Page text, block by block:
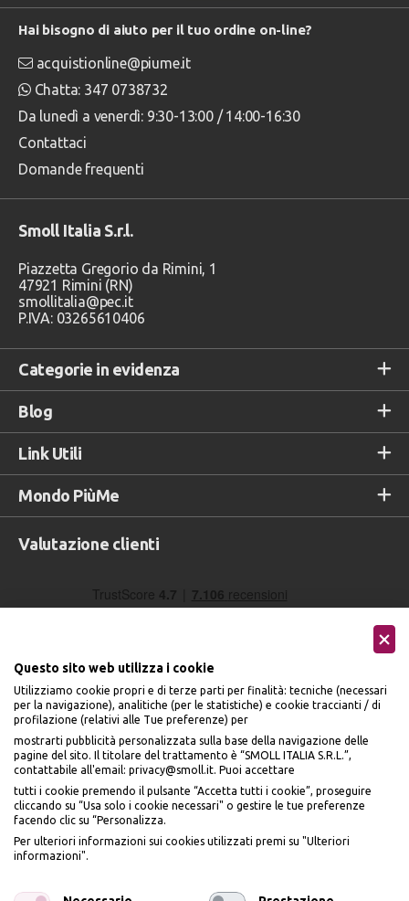
Categorie in evidenza
Blog
Link Utili
Mondo PiùMe
Hai bisogno di aiuto per il tuo ordine on-line?
acquistionline@piume.it
Chatta: 347 0738732
Da lunedì a venerdì: 9:30-13:00 / 14:00-16:30
Contattaci
Domande frequenti
Smoll Italia S.r.l.
Piazzetta Gregorio da Rimini, 1
47921 Rimini (RN)
smollitalia@pec.it
P.IVA: 03265610406
Valutazione clienti
Accettiamo
Seguici sui social
Questo sito web utilizza i cookie
Utilizziamo cookie propri e di terze parti per finalità: tecniche (necessari
per la navigazione), analitiche (per le statistiche) e cookie traccianti / di
profilazione (relativi alle Tue preferenze) per
mostrarti pubblicità personalizzata sulla base della navigazione delle
pagine del sito. Il titolare del trattamento è “SMOLL ITALIA S.R.L.”,
contattabile all'email: privacy@smoll.it. Puoi accettare
tutti i cookie premendo il pulsante “Accetta tutti i cookie”, proseguire
cliccando su “Usa solo i cookie necessari" o gestire le tue preferenze
facendo clic su “Personalizza.
Per ulteriori informazioni sui cookies utilizzati premi su "Ulteriori
informazioni".
BENVENUTO DA
PIÙME